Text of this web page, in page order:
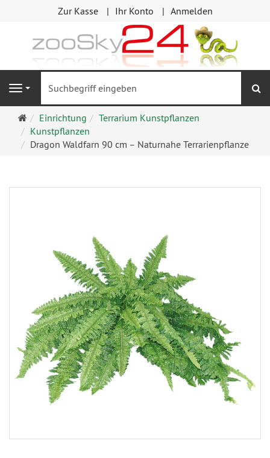
Zur Kasse Ihr Konto Anmelden
Navigation
Startseite
Einrichtung
Terrarium Kunstpflanzen
Kunstpflanzen
Dragon Waldfarn 90 cm – Naturnahe Terrarienpflanze